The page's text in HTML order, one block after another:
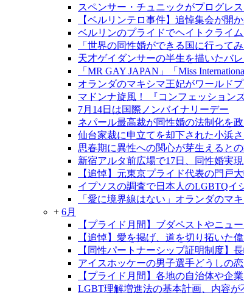
スペンサー・チュニックがプログレ
【ベルリンテロ事件】追悼集会が開
ベルリンのプライドでヘイトクライ
「世界の同性婚ができる国に行って
天才ゲイダンサーの半生を描いたバ
「MR GAY JAPAN」「Miss
オランダのマキシマ王妃がワールド
マドンナ旋風！ 『コンフェッション
7月14日は国際ノンバイナリーデー
ネパール最高裁が同性婚の法制化を
仙台家裁に申立てを却下された小浜
思春期に異性への関心が芽生えると
新宿アルタ前広場で17日、同性婚実
【追悼】元東京プライド代表の門戸
イプソスの調査で日本人のLGBTQイ
「愛に境界線はない」オランダのマ
+ 6月
【プライド月間】ブダペストやニュ
【追悼】愛を掲げ、道を切り拓いた
【同性パートナーシップ証明制度】
アイスホッケーの男子選手どうしの
【プライド月間】各地の自治体や企
LGBT理解増進法の基本計画、内容が